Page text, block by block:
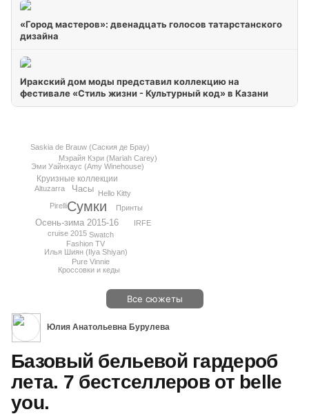
«Город мастеров»: двенадцать голосов татарстанского
дизайна
Иракский дом моды представил коллекцию на
фестивале «Стиль жизни - Культурный код» в Казани
Сумки
Часы
Осень-зима 2015-16
Круизные коллекции
cruise 2015
Pirelli
Hello Kitty
Fashion TV
Илья Шиян (Ilya Shiyan)
Эми Уайнхаус (Amy Winehouse)
Swatch
Мэрайя Кэри (Mariah Carey)
Принты
Saskia de Brauw (Саския де Брау)
Altuzarra
Pure Vinnie
Кроссовки и кеды
IRFE
Все сюжеты
Юлия Анатольевна Бурулева
Базовый бельевой гардероб
лета. 7 бестселлеров от belle
you.